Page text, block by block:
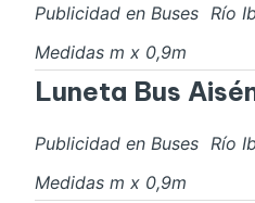
Publicidad en Buses
Río
Medidas m x 0,9m
Luneta Bus
Publicidad en Buses
Río
Medidas m x 0,9m